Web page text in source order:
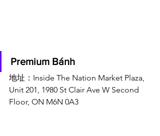
Premium Bánh
地址：Inside The Nation Market Plaza,
Unit 201, 1980 St Clair Ave W Second
Floor, ON M6N 0A3